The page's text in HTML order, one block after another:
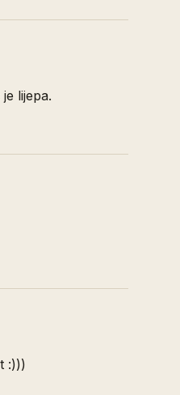
lijepa.
:)))